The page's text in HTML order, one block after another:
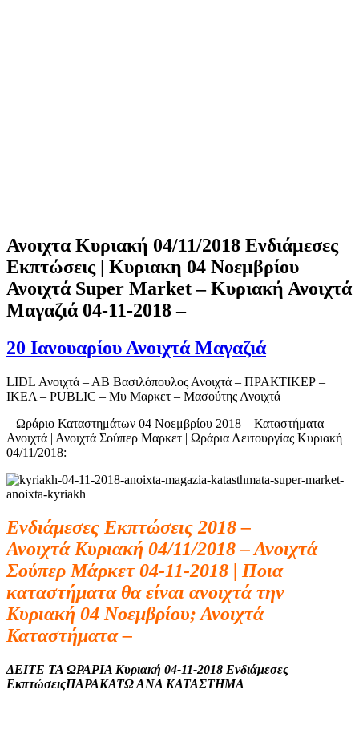
Ανοιχτα Κυριακή 04/11/2018 Ενδιάμεσες
Εκπτώσεις | Κυριακη 04 Νοεμβρίου
Ανοιχτά Super Market – Κυριακή Ανοιχτά
Μαγαζιά 04-11-2018 –
20 Ιανουαρίου Ανοιχτά Μαγαζιά
LIDL Ανοιχτά – ΑΒ Βασιλόπουλος Ανοιχτά – ΠΡΑΚΤΙΚΕΡ –
ΙΚΕΑ – PUBLIC – Μυ Μαρκετ – Μασούτης Ανοιχτά
– Ωράριο Καταστημάτων 04 Νοεμβρίου 2018 – Καταστήματα
Ανοιχτά | Ανοιχτά Σούπερ Μαρκετ | Ωράρια Λειτουργίας Κυριακή
04/11/2018:
Ενδιάμεσες Εκπτώσεις 2018 –
Ανοιχτά Κυριακή 04/11/2018 – Ανοιχτά
Σούπερ Μάρκετ 04-11-2018 | Ποια
καταστήματα θα είναι ανοιχτά την
Κυριακή 04 Νοεμβρίου; Ανοιχτά
Καταστήματα –
ΔΕΙΤΕ ΤΑ ΩΡΑΡΙΑ Κυριακή 04-11-2018 Ενδιάμεσες
ΕκπτώσειςΠΑΡΑΚΑΤΩ ΑΝΑ ΚΑΤΑΣΤΗΜΑ